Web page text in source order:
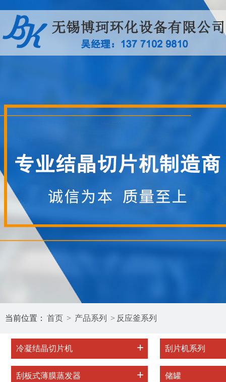
当前位置： 首页 > 产品系列 > 反应釜系列
冷凝结晶切片机 + 刮片机系列
刮板式薄膜蒸发器 + 储罐